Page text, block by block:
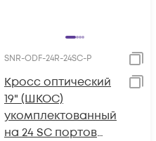
SNR-ODF-24R-24SC-P
Кросс оптический
19" (ШКОС)
укомплектованный
на 24 SC портов